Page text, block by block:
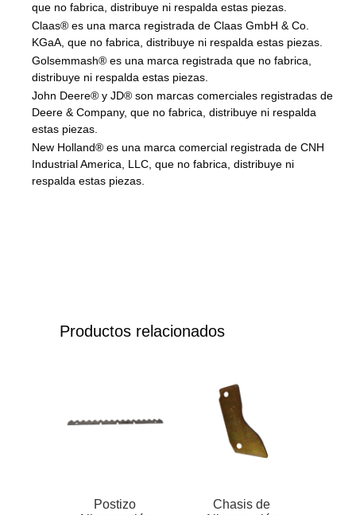
que no fabrica, distribuye ni respalda estas piezas.
Claas® es una marca registrada de Claas GmbH & Co.
KGaA, que no fabrica, distribuye ni respalda estas piezas.
Golsemmash® es una marca registrada que no fabrica,
distribuye ni respalda estas piezas.
John Deere® y JD® son marcas comerciales registradas de
Deere & Company, que no fabrica, distribuye ni respalda
estas piezas.
New Holland® es una marca comercial registrada de CNH
Industrial America, LLC, que no fabrica, distribuye ni
respalda estas piezas.
Productos relacionados
Postizo
Chasis de